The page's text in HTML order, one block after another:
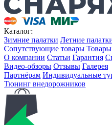
Каталог:
Зимние палатки Летние
Сопутствующие товары
О компании Статьи Гарантия
Видео-обзоры Отзывы Галерея
Партнёрам Индивидуальные
Тюнинг внедорожников